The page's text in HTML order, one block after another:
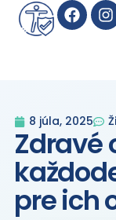
Zdravé
pre ich
8 júla, 2025